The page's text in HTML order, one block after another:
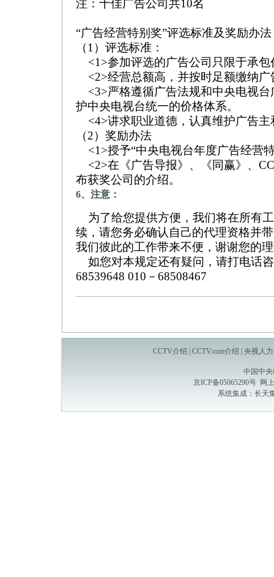
注：十佳广告公司共10名
“广告经营特别奖”评选标准及奖励办法
（1）评选标准：
<1>参加评选的广告公司只限于承包
<2>经营总额高，并按时足额缴纳广
<3>严格遵循广告法规和中央电视台
护中央电视台统一的价格体系。
<4>讲求职业道德，认真维护广告主
（2）奖励办法
<1>授予“中央电视台年度广告经营
<2>在《广告导报》、《同赢》、
布获奖公司的介绍。
6、注意：
为了给您提供方便，我们将在所有
续，请您务必确认自己的代理资格并
我们彼此的工作带来不便，谢谢您的
如您对本规定还有疑问，请打电话
68539648 010－68508467
CCTV介绍 CCTV.com介绍 央视人
中国中
京ICP备05065290号 网
系统集成： 长天